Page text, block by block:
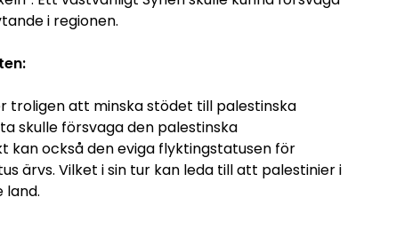
i regionen.
troligen att minska stödet till palestinska
skulle försvaga den palestinska
kan också den eviga flyktingstatusen för
ärvs. Vilket i sin tur kan leda till att palestinier i
land.